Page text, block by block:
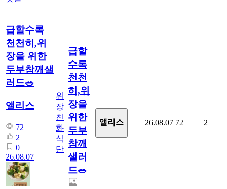
급할수록
천천히,위
장을 위한
두부참깨샐
러드🥗
앨리스
72
2
0
26.08.07
위
장
친
화
식
단
급할
수록
천천
히,위
장을
위한
두부
참깨
샐러
드🥗
앨리스 26.08.07 72 2